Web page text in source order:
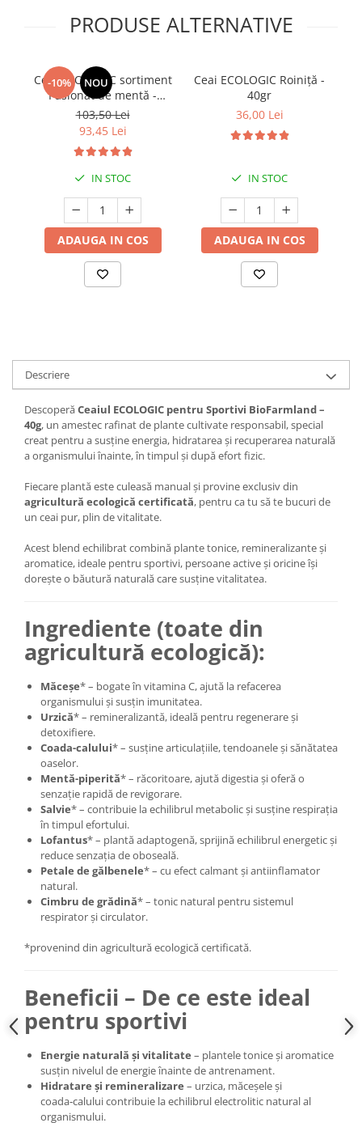
PRODUSE ALTERNATIVE
-10% NOU
Ceai ECOLOGIC sortiment
Pasionat de mentă -
120gr
103,50 Lei
93,45 Lei
IN STOC
ADAUGA IN COS
Ceai ECOLOGIC Roiniță -
40gr
36,00 Lei
IN STOC
ADAUGA IN COS
Descriere
DescoperăCeaiul ECOLOGIC pentru Sportivi BioFarmland –
40g, un amestec rafinat de plante cultivate responsabil, special
creat pentru a susține energia, hidratarea și recuperarea naturală
a organismului înainte, în timpul și după efort fizic.
Fiecare plantă este culeasă manual și provine exclusiv din
agricultură ecologică certificată, pentru ca tu să te bucuri de
un ceai pur, plin de vitalitate.
Acest blend echilibrat combină plante tonice, remineralizante și
aromatice, ideale pentru sportivi, persoane active și oricine își
dorește o băutură naturală care susține vitalitatea.
Ingrediente (toate din
agricultură ecologică):
Măceșe* – bogate în vitamina C, ajută la refacerea
organismului și susțin imunitatea.
Urzică* – remineralizantă, ideală pentru regenerare și
detoxifiere.
Coada-calului* – susține articulațiile, tendoanele și sănătatea
oaselor.
Mentă-piperită* – răcoritoare, ajută digestia și oferă o
senzație rapidă de revigorare.
Salvie* – contribuie la echilibrul metabolic și susține respirația
în timpul efortului.
Lofantus* – plantă adaptogenă, sprijină echilibrul energetic și
reduce senzația de oboseală.
Petale de gălbenele* – cu efect calmant și antiinflamator
natural.
Cimbru de grădină* – tonic natural pentru sistemul
respirator și circulator.
*provenind din agricultură ecologică certificată.
Beneficii – De ce este ideal
pentru sportivi
Energie naturală și vitalitate – plantele tonice și aromatice
susțin nivelul de energie înainte de antrenament.
Hidratare și remineralizare – urzica, măceșele și
coada‑calului contribuie la echilibrul electrolitic natural al
organismului.